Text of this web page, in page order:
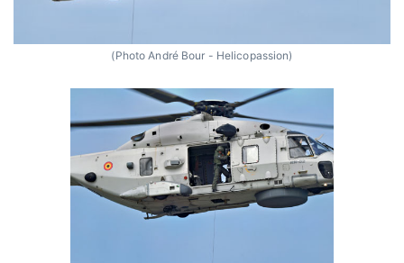
(Photo André Bour - Helicopassion)